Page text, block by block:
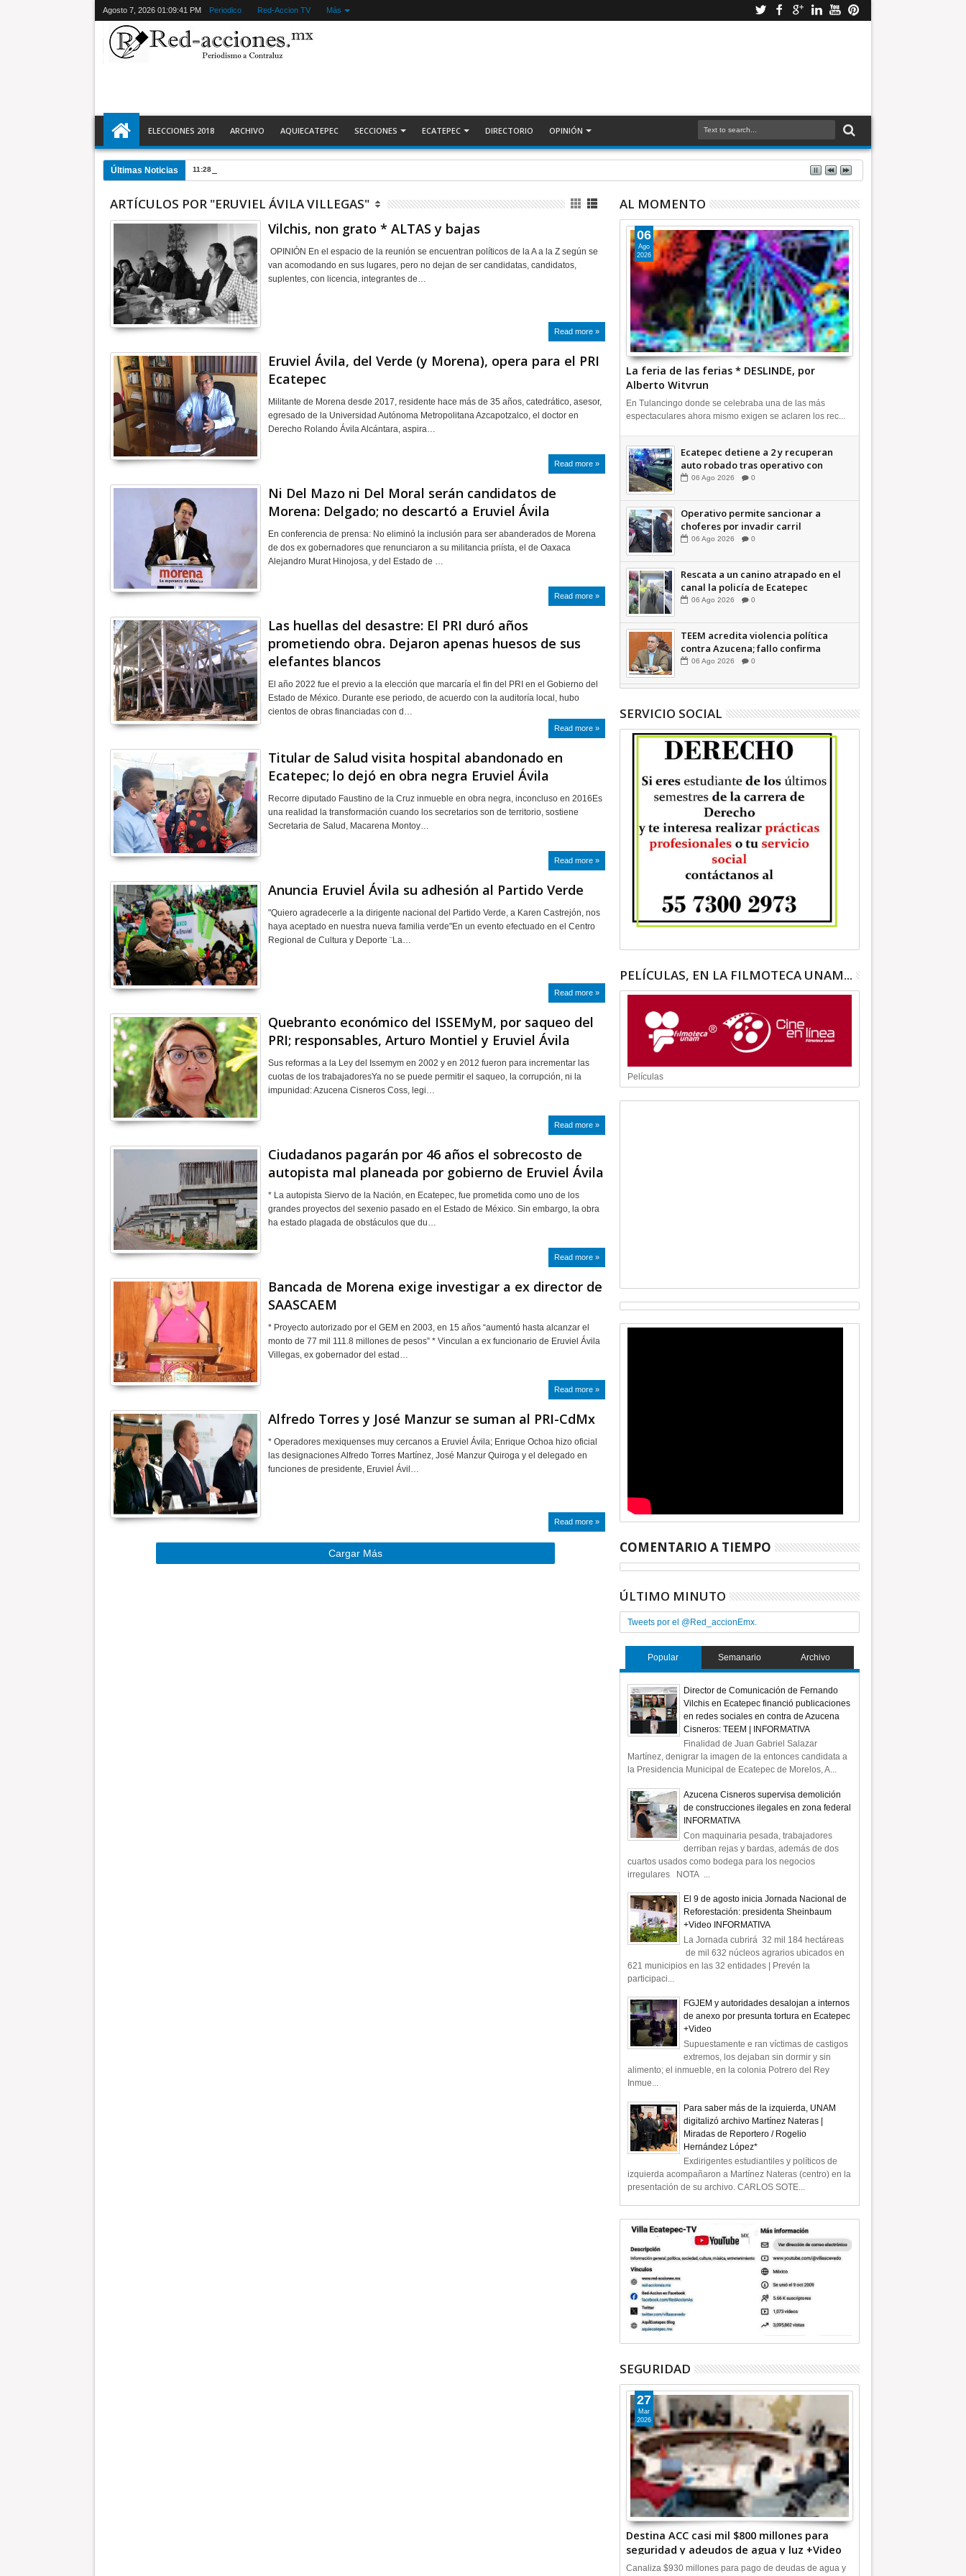
Agosto 7, 2026 01:09:42 PM Periodico Red-Accion TV Más
ELECCIONES 2018 ARCHIVO AQUIECATEPEC SECCIONES ECATEPEC DIRECTORIO OPINIÓN
Últimas Noticias 11:28 PM
ARTÍCULOS POR "ERUVIEL ÁVILA VILLEGAS"
Vilchis, non grato * ALTAS y bajas
OPINIÓN En el espacio de la reunión se encuentran políticos de la A a la Z según se
van acomodando en sus lugares, pero no dejan de ser candidatas, candidatos,
suplentes, con licencia, integrantes de…
Read more »
Eruviel Ávila, del Verde (y Morena), opera para el PRI
Ecatepec
Militante de Morena desde 2017, residente hace más de 35 años, catedrático, asesor,
egresado de la Universidad Autónoma Metropolitana Azcapotzalco, el doctor en
Derecho Rolando Ávila Alcántara, aspira…
Read more »
Ni Del Mazo ni Del Moral serán candidatos de
Morena: Delgado; no descartó a Eruviel Ávila
En conferencia de prensa: No eliminó la inclusión para ser abanderados de Morena
de dos ex gobernadores que renunciaron a su militancia priísta, el de Oaxaca
Alejandro Murat Hinojosa, y del Estado de …
Read more »
Las huellas del desastre: El PRI duró años
prometiendo obra. Dejaron apenas huesos de sus
elefantes blancos
El año 2022 fue el previo a la elección que marcaría el fin del PRI en el Gobierno del
Estado de México. Durante ese periodo, de acuerdo con la auditoría local, hubo
cientos de obras financiadas con d…
Read more »
Titular de Salud visita hospital abandonado en
Ecatepec; lo dejó en obra negra Eruviel Ávila
Recorre diputado Faustino de la Cruz inmueble en obra negra, inconcluso en 2016Es
una realidad la transformación cuando los secretarios son de territorio, sostiene
Secretaria de Salud, Macarena Montoy…
Read more »
Anuncia Eruviel Ávila su adhesión al Partido Verde
"Quiero agradecerle a la dirigente nacional del Partido Verde, a Karen Castrejón, nos
haya aceptado en nuestra nueva familia verde"En un evento efectuado en el Centro
Regional de Cultura y Deporte ¨La…
Read more »
Quebranto económico del ISSEMyM, por saqueo del
PRI; responsables, Arturo Montiel y Eruviel Ávila
Sus reformas a la Ley del Issemym en 2002 y en 2012 fueron para incrementar las
cuotas de los trabajadoresYa no se puede permitir el saqueo, la corrupción, ni la
impunidad: Azucena Cisneros Coss, legi…
Read more »
Ciudadanos pagarán por 46 años el sobrecosto de
autopista mal planeada por gobierno de Eruviel Ávila
* La autopista Siervo de la Nación, en Ecatepec, fue prometida como uno de los
grandes proyectos del sexenio pasado en el Estado de México. Sin embargo, la obra
ha estado plagada de obstáculos que du…
Read more »
Bancada de Morena exige investigar a ex director de
SAASCAEM
* Proyecto autorizado por el GEM en 2003, en 15 años “aumentó hasta alcanzar el
monto de 77 mil 111.8 millones de pesos” * Vinculan a ex funcionario de Eruviel Ávila
Villegas, ex gobernador del estad…
Read more »
Alfredo Torres y José Manzur se suman al PRI-CdMx
* Operadores mexiquenses muy cercanos a Eruviel Ávila; Enrique Ochoa hizo oficial
las designaciones Alfredo Torres Martínez, José Manzur Quiroga y el delegado en
funciones de presidente, Eruviel Ávil…
Read more »
Cargar Más
AL MOMENTO
La feria de las ferias * DESLINDE, por
Alberto Witvrun
06
Ago
2026
En Tulancingo donde se celebraba una de las más
espectaculares ahora mismo exigen se aclaren los rec...
Ecatepec detiene a 2 y recuperan
auto robado tras operativo con
Tecámac +Video | INFORMATIVA
06 Ago 2026 0
Operativo permite sancionar a
choferes por invadir carril
confinado: Ecatepec +Video |
06 Ago 2026 0
Rescata a un canino atrapado en el
canal la policía de Ecatepec
INFORMATIVA
06 Ago 2026 0
TEEM acredita violencia política
contra Azucena; fallo confirma
guerra sucia: Octavio Martínez
06 Ago 2026 0
SERVICIO SOCIAL
PELÍCULAS, EN LA FILMOTECA UNAM...
Películas
COMENTARIO A TIEMPO
ÚLTIMO MINUTO
Tweets por el @Red_accionEmx.
Popular Semanario Archivo
Director de Comunicación de Fernando
Vilchis en Ecatepec financió publicaciones
en redes sociales en contra de Azucena
Cisneros: TEEM | INFORMATIVA
Finalidad de Juan Gabriel Salazar
Martínez, denigrar la imagen de la entonces candidata a
la Presidencia Municipal de Ecatepec de Morelos, A...
Azucena Cisneros supervisa demolición
de construcciones ilegales en zona federal
INFORMATIVA
Con maquinaria pesada, trabajadores
derriban rejas y bardas, además de dos
cuartos usados como bodega para los negocios
irregulares NOTA ...
El 9 de agosto inicia Jornada Nacional de
Reforestación: presidenta Sheinbaum
+Video INFORMATIVA
La Jornada cubrirá 32 mil 184 hectáreas
de mil 632 núcleos agrarios ubicados en
621 municipios en las 32 entidades | Prevén la
participaci...
FGJEM y autoridades desalojan a internos
de anexo por presunta tortura en Ecatepec
+Video
Supuestamente e ran víctimas de castigos
extremos, los dejaban sin dormir y sin
alimento; el inmueble, en la colonia Potrero del Rey
Inmue...
Para saber más de la izquierda, UNAM
digitalizó archivo Martínez Nateras |
Miradas de Reportero / Rogelio
Hernández López*
Exdirigentes estudiantiles y políticos de
izquierda acompañaron a Martínez Nateras (centro) en la
presentación de su archivo. CARLOS SOTE...
SEGURIDAD
Destina ACC casi mil $800 millones para
seguridad y adeudos de agua y luz +Video
27
Mar
2026
Canaliza $930 millones para pago de deudas de agua y